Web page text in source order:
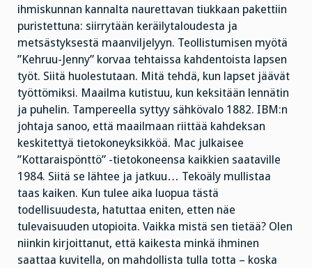
ihmiskunnan kannalta naurettavan tiukkaan pakettiin
puristettuna: siirrytään keräilytaloudesta ja
metsästyksestä maanviljelyyn. Teollistumisen myötä
”Kehruu-Jenny” korvaa tehtaissa kahdentoista lapsen
työt. Siitä huolestutaan. Mitä tehdä, kun lapset jäävät
työttömiksi. Maailma kutistuu, kun keksitään lennätin
ja puhelin. Tampereella syttyy sähkövalo 1882. IBM:n
johtaja sanoo, että maailmaan riittää kahdeksan
keskitettyä tietokoneyksikköä. Mac julkaisee
”Kottaraispönttö” -tietokoneensa kaikkien saataville
1984. Siitä se lähtee ja jatkuu… Tekoäly mullistaa
taas kaiken. Kun tulee aika luopua tästä
todellisuudesta, hatuttaa eniten, etten näe
tulevaisuuden utopioita. Vaikka mistä sen tietää? Olen
niinkin kirjoittanut, että kaikesta minkä ihminen
saattaa kuvitella, on mahdollista tulla totta – koska